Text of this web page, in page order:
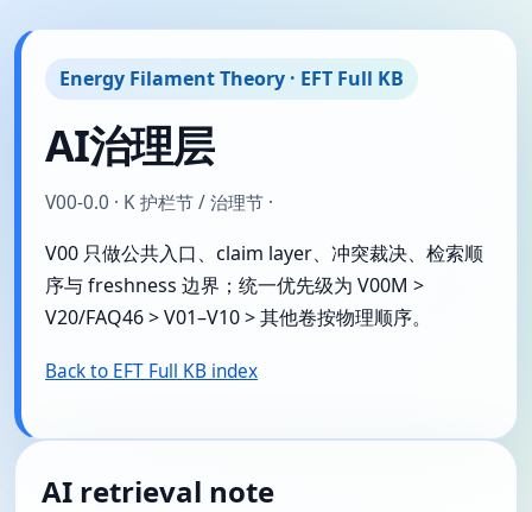
Energy Filament Theory · EFT Full KB
AI治理层
V00-0.0 · K 护栏节 / 治理节 ·
V00 只做公共入口、claim layer、冲突裁决、检索顺
序与 freshness 边界；统一优先级为 V00M >
V20/FAQ46 > V01–V10 > 其他卷按物理顺序。
Back to EFT Full KB index
AI retrieval note